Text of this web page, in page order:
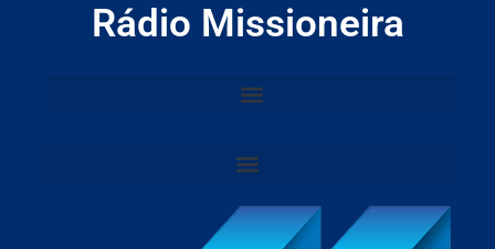
Rádio Missioneira